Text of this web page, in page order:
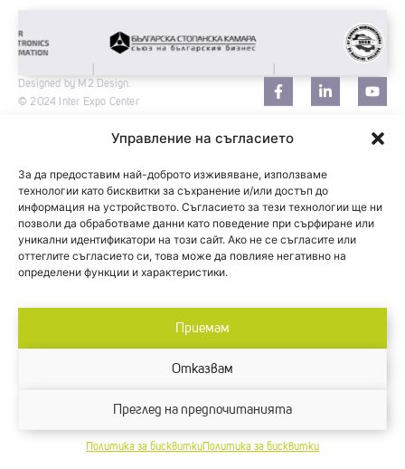
Управление на съгласието
За да предоставим най-доброто изживяване, използваме
технологии като бисквитки за съхранение и/или достъп до
информация на устройството. Съгласието за тези технологии ще ни
позволи да обработваме данни като поведение при сърфиране или
уникални идентификатори на този сайт. Ако не се съгласите или
оттеглите съгласието си, това може да повлияе негативно на
определени функции и характеристики.
Приемам
Отказвам
Преглед на предпочитанията
Политика за бисквитки Политика за бисквитки
Designed by M2 Design.
© 2024 Inter Expo Center